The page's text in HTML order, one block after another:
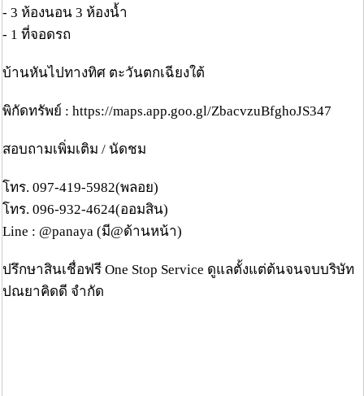
- 3 ห้องนอน 3 ห้องน้ำ
- 1 ที่จอดรถ
บ้านหันไปทางทิศ ตะวันตกเฉียงใต้
พิกัดทรัพย์ : https://maps.app.goo.gl/ZbacvzuBfghoJS347
สอบถามเพิ่มเติม / นัดชม
โทร. 097-419-5982(พลอย)
โทร. 096-932-4624(ออมสิน)
Line : @panaya (มี@ด้านหน้า)
ปรึกษาสินเชื่อฟรี One Stop Service ดูแลตั้งแต่ต้นจนจบบริษัท
ปณยาคิดดี จำกัด